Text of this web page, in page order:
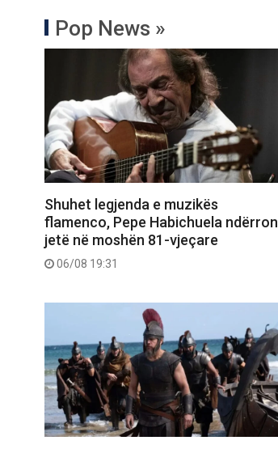
Pop News »
Shuhet legjenda e muzikës
flamenco, Pepe Habichuela ndërron
jetë në moshën 81-vjeçare
06/08 19:31